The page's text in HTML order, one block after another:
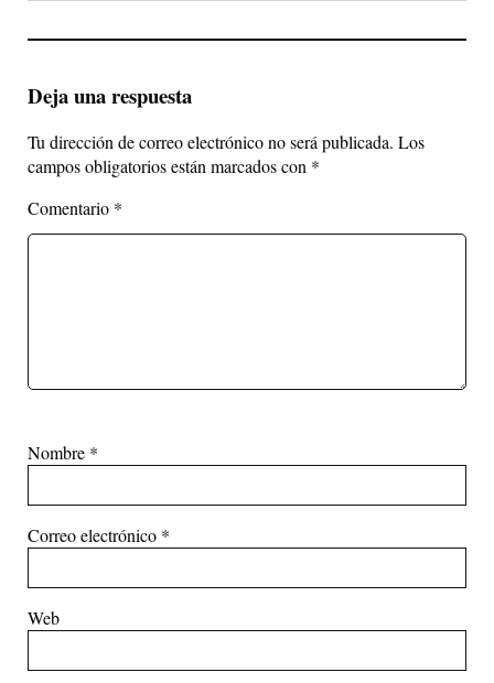
Deja una respuesta
Tu dirección de correo electrónico no será publicada. Los
campos obligatorios están marcados con *
Comentario *
Nombre *
Correo electrónico *
Web